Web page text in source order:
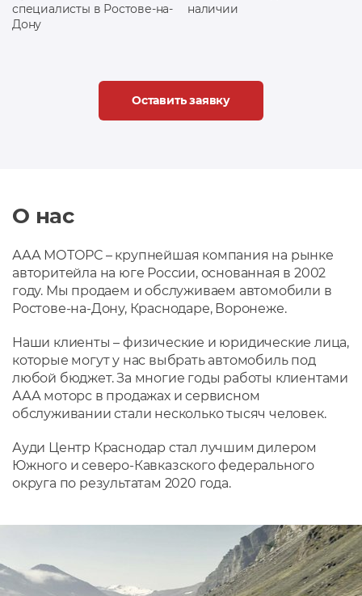
специалисты в Ростове-на-
Дону
наличии
Оставить заявку
О нас
ААА МОТОРС – крупнейшая компания на рынке
авторитейла на юге России, основанная в 2002
году. Мы продаем и обслуживаем автомобили в
Ростове-на-Дону, Краснодаре, Воронеже.
Наши клиенты – физические и юридические лица,
которые могут у нас выбрать автомобиль под
любой бюджет. За многие годы работы клиентами
ААА моторс в продажах и сервисном
обслуживании стали несколько тысяч человек.
Ауди Центр Краснодар стал лучшим дилером
Южного и северо-Кавказского федерального
округа по результатам 2020 года.